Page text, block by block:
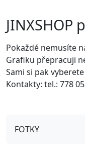
JINXSHOP
Pokaždé nemusíte
Grafiku přepracuji
Sami si pak
Kontakty: tel.: 778
FOTKY